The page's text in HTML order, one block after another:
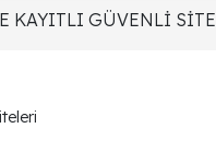
KAYITLI GÜVENLİ SİTE